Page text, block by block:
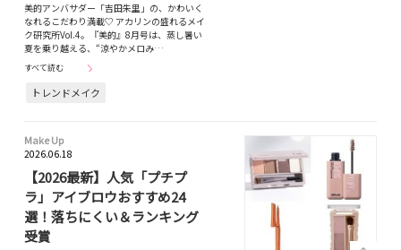
美的アンバサダー「吉田朱里」の、かわいく
なれるこだわり満載♡ アカリンの盛れるメイ
ク研究所Vol.4。『美的』8月号は、蒸し暑い
夏を乗り越える、“涼やかメロみ…
すべて読む
トレンドメイク
Make Up
2026.06.18
【2026最新】人気「プチプ
ラ」アイブロウおすすめ24
選！落ちにくい＆ランキング
受賞